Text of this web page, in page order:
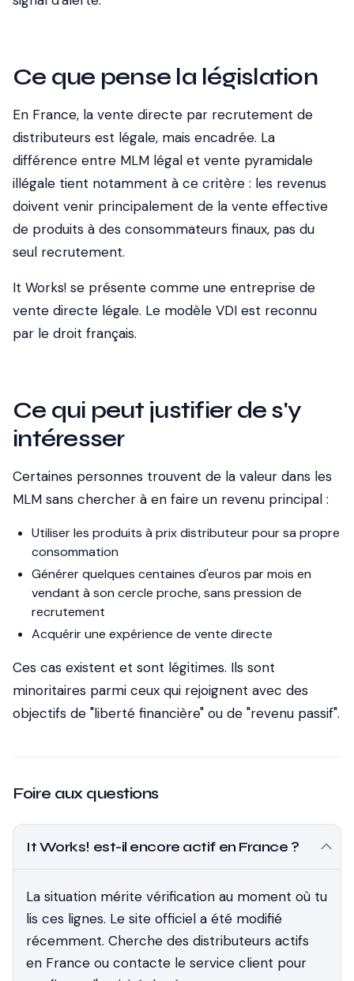
Ce que pense la législation
En France, la vente directe par recrutement de
distributeurs est légale, mais encadrée. La
différence entre MLM légal et vente pyramidale
illégale tient notamment à ce critère : les revenus
doivent venir principalement de la vente effective
de produits à des consommateurs finaux, pas du
seul recrutement.
It Works! se présente comme une entreprise de
vente directe légale. Le modèle VDI est reconnu
par le droit français.
Ce qui peut justifier de s'y
intéresser
Certaines personnes trouvent de la valeur dans les
MLM sans chercher à en faire un revenu principal :
Utiliser les produits à prix distributeur pour sa propre
consommation
Générer quelques centaines d'euros par mois en
vendant à son cercle proche, sans pression de
recrutement
Acquérir une expérience de vente directe
Ces cas existent et sont légitimes. Ils sont
minoritaires parmi ceux qui rejoignent avec des
objectifs de "liberté financière" ou de "revenu passif".
Foire aux questions
It Works! est-il encore actif en France ?
La situation mérite vérification au moment où tu
lis ces lignes. Le site officiel a été modifié
récemment. Cherche des distributeurs actifs
en France ou contacte le service client pour